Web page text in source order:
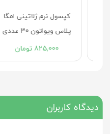
کپسول نرم ژلاتینی امگا
پلاس ویواتون 30 عددی
825,000تومان
دیدگاه کاربران